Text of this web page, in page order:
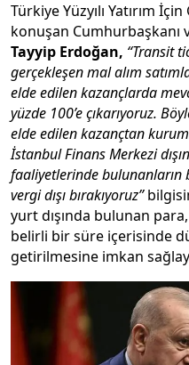
Türkiye Yüzyılı Yatırım
konuşan Cumhurbaşkanı
Tayyip Erdoğan, “Transit
gerçekleşen mal alım
elde edilen kazançlarda
yüzde 100’e çıkarıyoruz.
elde edilen kazançtan
İstanbul Finans Merkezi
faaliyetlerinde bulunanların
vergi dışı bırakıyoruz”
yurt dışında bulunan
belirli bir süre içerisinde
getirilmesine imkan